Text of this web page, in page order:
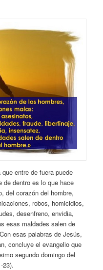
entre de fuera puede
de dentro es lo que hace
del corazón del hombre,
robos, homicidios,
desenfreno, envidia,
esas maldades salen de
esas palabras de Jesús,
concluye el evangelio que
segundo domingo del
23).